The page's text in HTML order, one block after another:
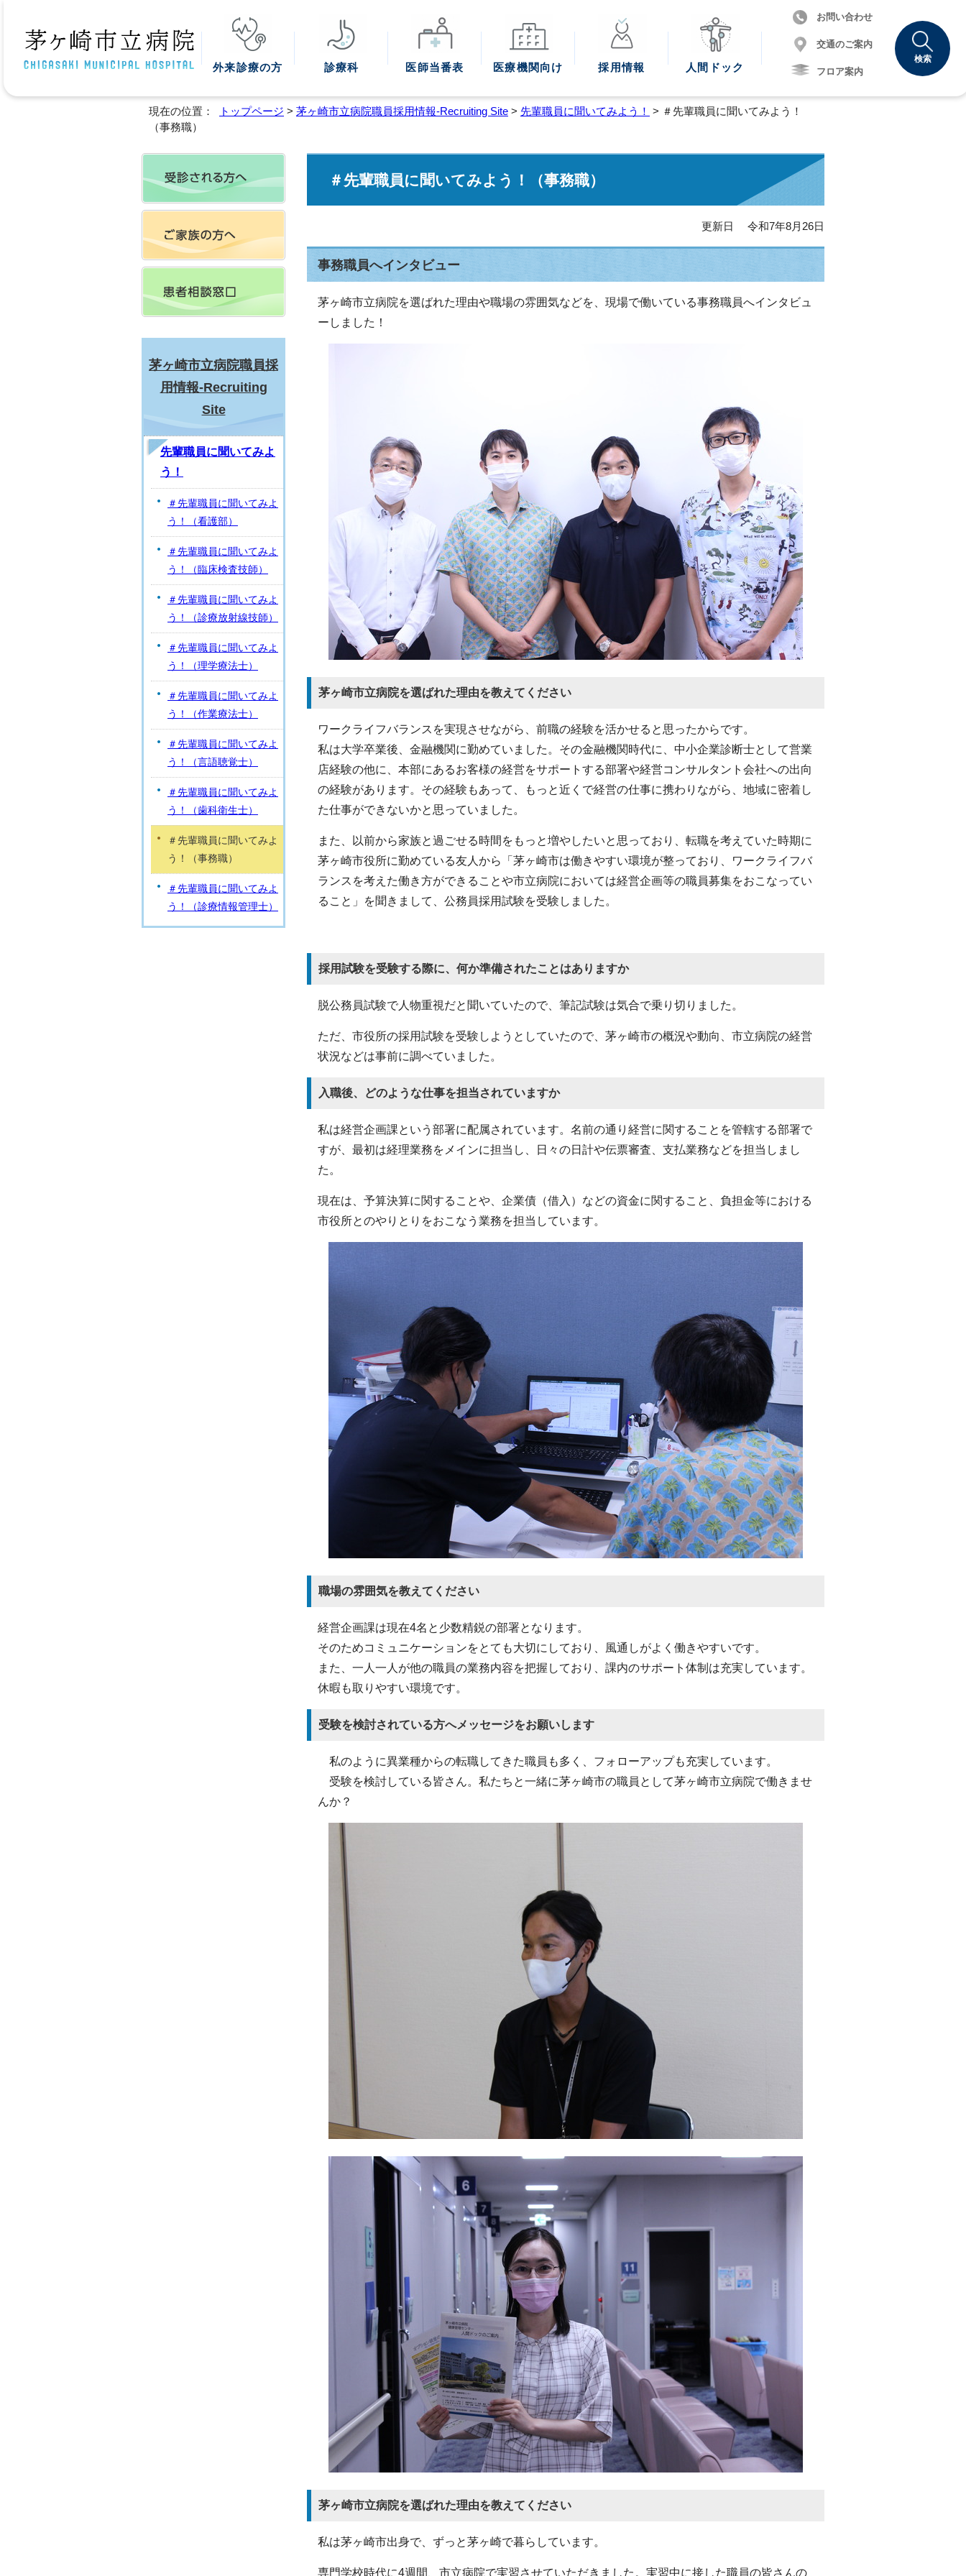
外来診療の方 診療科 医師当番表 医療機関 向け 採用情報 人間 ドック
お問い合わせ
交通のご案内
フロア案内
検索
現在の位置： トップページ > 茅ヶ崎市立病院職員採用情報-Recruiting Site > 先輩職員に聞いてみよう！ > ＃先輩職員に聞いてみよう！
（事務職）
＃先輩職員に聞いてみよう！（事務職）
更新日 令和7年8月26日
事務職員へインタビュー
茅ヶ崎市立病院を選ばれた理由や職場の雰囲気などを、現場で働いている事務職員へインタビュ
ーしました！
茅ヶ崎市立病院を選ばれた理由を教えてください
ワークライフバランスを実現させながら、前職の経験を活かせると思ったからです。
私は大学卒業後、金融機関に勤めていました。その金融機関時代に、中小企業診断士として営業
店経験の他に、本部にあるお客様の経営をサポートする部署や経営コンサルタント会社への出向
の経験があります。その経験もあって、もっと近くで経営の仕事に携わりながら、地域に密着し
た仕事ができないかと思っていました。
また、以前から家族と過ごせる時間をもっと増やしたいと思っており、転職を考えていた時期に
茅ヶ崎市役所に勤めている友人から「茅ヶ崎市は働きやすい環境が整っており、ワークライフバ
ランスを考えた働き方ができることや市立病院においては経営企画等の職員募集をおこなってい
ること」を聞きまして、公務員採用試験を受験しました。
採用試験を受験する際に、何か準備されたことはありますか
脱公務員試験で人物重視だと聞いていたので、筆記試験は気合で乗り切りました。
ただ、市役所の採用試験を受験しようとしていたので、茅ヶ崎市の概況や動向、市立病院の経営
状況などは事前に調べていました。
入職後、どのような仕事を担当されていますか
私は経営企画課という部署に配属されています。名前の通り経営に関することを管轄する部署で
すが、最初は経理業務をメインに担当し、日々の日計や伝票審査、支払業務などを担当しまし
た。
現在は、予算決算に関することや、企業債（借入）などの資金に関すること、負担金等における
市役所とのやりとりをおこなう業務を担当しています。
職場の雰囲気を教えてください
経営企画課は現在4名と少数精鋭の部署となります。
そのためコミュニケーションをとても大切にしており、風通しがよく働きやすいです。
また、一人一人が他の職員の業務内容を把握しており、課内のサポート体制は充実しています。
休暇も取りやすい環境です。
受験を検討されている方へメッセージをお願いします
私のように異業種からの転職してきた職員も多く、フォローアップも充実しています。
受験を検討している皆さん。私たちと一緒に茅ヶ崎市の職員として茅ヶ崎市立病院で働きませ
んか？
茅ヶ崎市立病院を選ばれた理由を教えてください
私は茅ヶ崎市出身で、ずっと茅ヶ崎で暮らしています。
専門学校時代に4週間、市立病院で実習させていただきました。実習中に接した職員の皆さんの
茅ヶ崎市立病院職員採
用情報-Recruiting
Site
先輩職員に聞いてみよ
う！
＃先輩職員に聞いてみよ
う！（看護部）
＃先輩職員に聞いてみよ
う！（臨床検査技師）
＃先輩職員に聞いてみよ
う！（診療放射線技師）
＃先輩職員に聞いてみよ
う！（理学療法士）
＃先輩職員に聞いてみよ
う！（作業療法士）
＃先輩職員に聞いてみよ
う！（言語聴覚士）
＃先輩職員に聞いてみよ
う！（歯科衛生士）
＃先輩職員に聞いてみよ
う！（事務職）
＃先輩職員に聞いてみよ
う！（診療情報管理士）